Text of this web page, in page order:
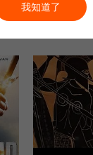
港城大劫案
我知道了